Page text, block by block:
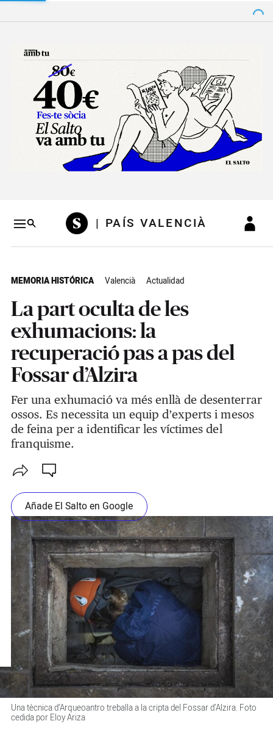
Salto a contenido
| PAÍS VALENCIÀ
MEMORIA HISTÓRICA Valencià Actualidad
La part oculta de les
exhumacions: la
recuperació pas a pas del
Fossar d’Alzira
Fer una exhumació va més enllà de desenterrar
ossos. Es necessita un equip d’experts i mesos
de feina per a identificar les víctimes del
franquisme.
Añade El Salto en Google
Una tècnica d’Arqueoantro treballa a la cripta del Fossar d’Alzira. Foto
cedida por Eloy Ariza